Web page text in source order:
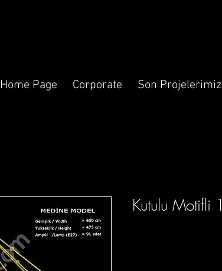
Home Page Corporate Son Projelerimiz
Kutulu Motifli 1